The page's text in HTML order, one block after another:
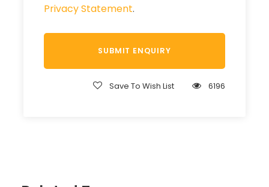
Privacy Statement.
Save To Wish List 6196